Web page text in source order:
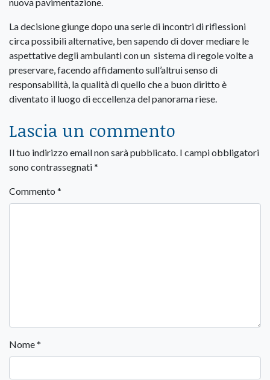
La decisione giunge dopo una serie di incontri di riflessioni
circa possibili alternative, ben sapendo di dover mediare le
aspettative degli ambulanti con un sistema di regole volte a
preservare, facendo affidamento sull’altrui senso di
responsabilità, la qualità di quello che a buon diritto è
diventato il luogo di eccellenza del panorama riese.
Lascia un commento
Il tuo indirizzo email non sarà pubblicato. I campi obbligatori
sono contrassegnati*
Commento *
Nome*